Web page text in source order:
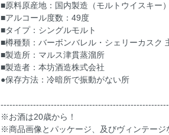
■原料原産地：国内製造（モルトウイスキー）
■アルコール度数：49度
■タイプ：シングルモルト
■樽種類：バーボンバレル・シェリーカスク
■製造所：マルス津貫蒸溜所
■製造者：本坊酒造株式会社
●保存方法：冷暗所で振動がない所
※お酒は20歳から！
※商品画像とパッケージ、及びヴィンテージ